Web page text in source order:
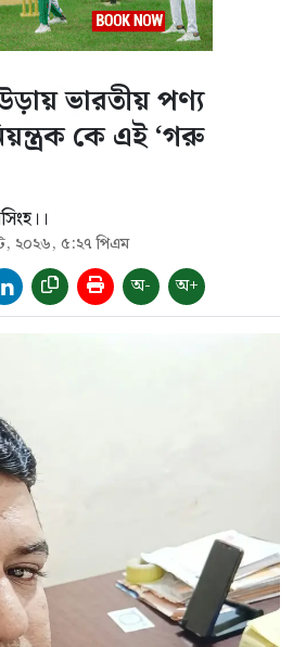
ভারতীয় পণ্য
কে এই ‘গরু
২০২৬, ৫:২৭ পিএম
অ- অ+